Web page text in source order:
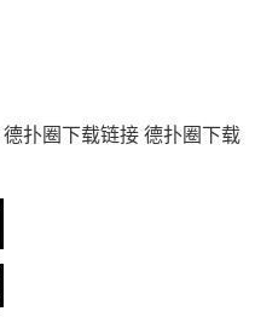
德扑圈下载链接 德扑圈下载